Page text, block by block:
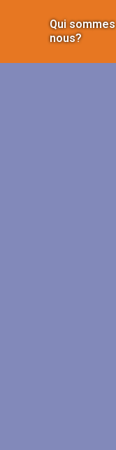
Qui sommes
nous?